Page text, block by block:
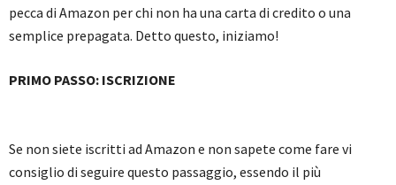
pecca di Amazon per chi non ha una carta di credito o una
semplice prepagata. Detto questo, iniziamo!
PRIMO PASSO: ISCRIZIONE
Se non siete iscritti ad Amazon e non sapete come fare vi
consiglio di seguire questo passaggio, essendo il più